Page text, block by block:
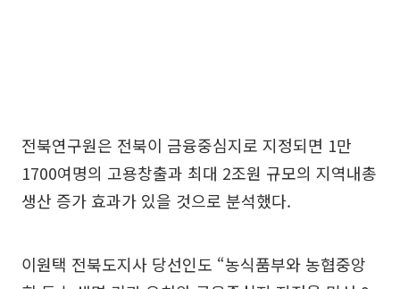
전북연구원은 전북이 금융중심지로 지정되면 1만
1700여명의 고용창출과 최대 2조원 규모의 지역내총
생산 증가 효과가 있을 것으로 분석했다.
이원택 전북도지사 당선인도 “농식품부와 농협중앙